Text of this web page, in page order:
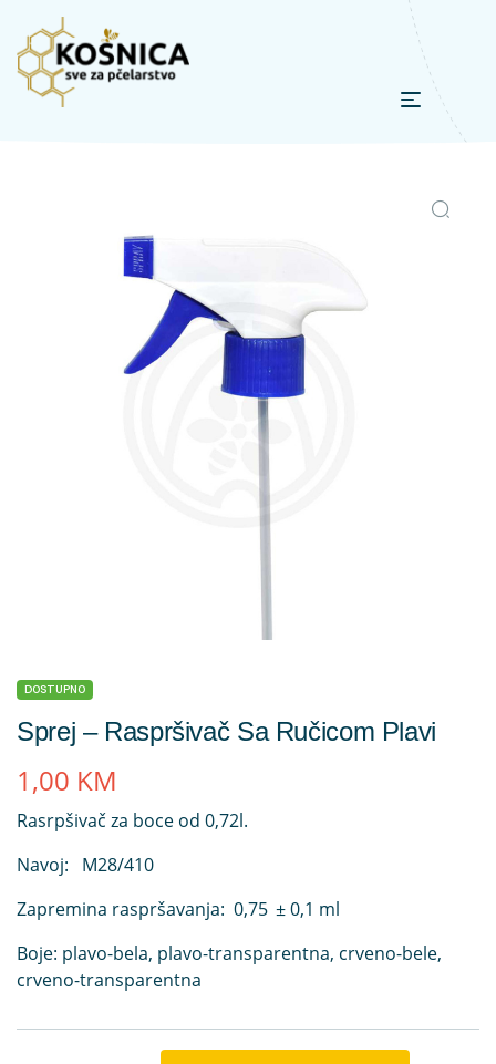
DOSTUPNO
Sprej – Raspršivač Sa Ručicom Plavi
1,00 KM
Rasrpšivač za boce od 0,72l.
Navoj: M28/410
Zapremina raspršavanja: 0,75 ± 0,1 ml
Boje: plavo-bela, plavo-transparentna, crveno-bele,
crveno-transparentna